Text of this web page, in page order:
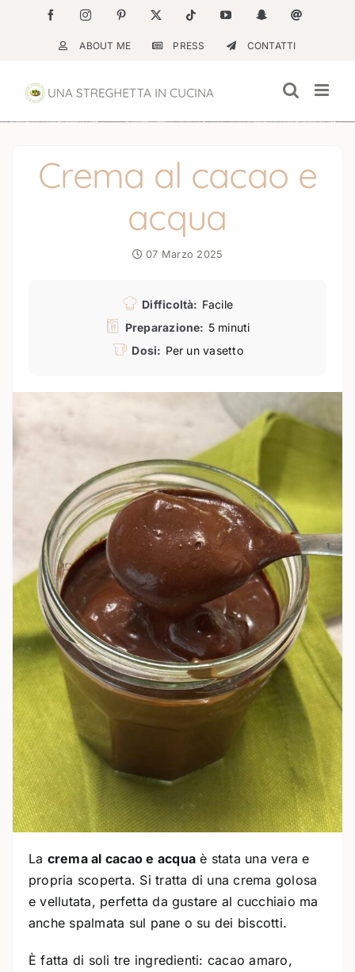
contenuto
FacebookInstagramPinterest Tiktok YouTubeSnapchatEmail
ABOUT ME PRESS CONTATTI
Crema al cacao e
acqua
07 Marzo 2025
Difficoltà: Facile
Preparazione: 5 minuti
Dosi: Per un vasetto
La crema al cacao e acqua è stata una vera e
propria scoperta. Si tratta di una crema golosa
e vellutata, perfetta da gustare al cucchiaio ma
anche spalmata sul pane o su dei biscotti.
È fatta di soli tre ingredienti: cacao amaro,